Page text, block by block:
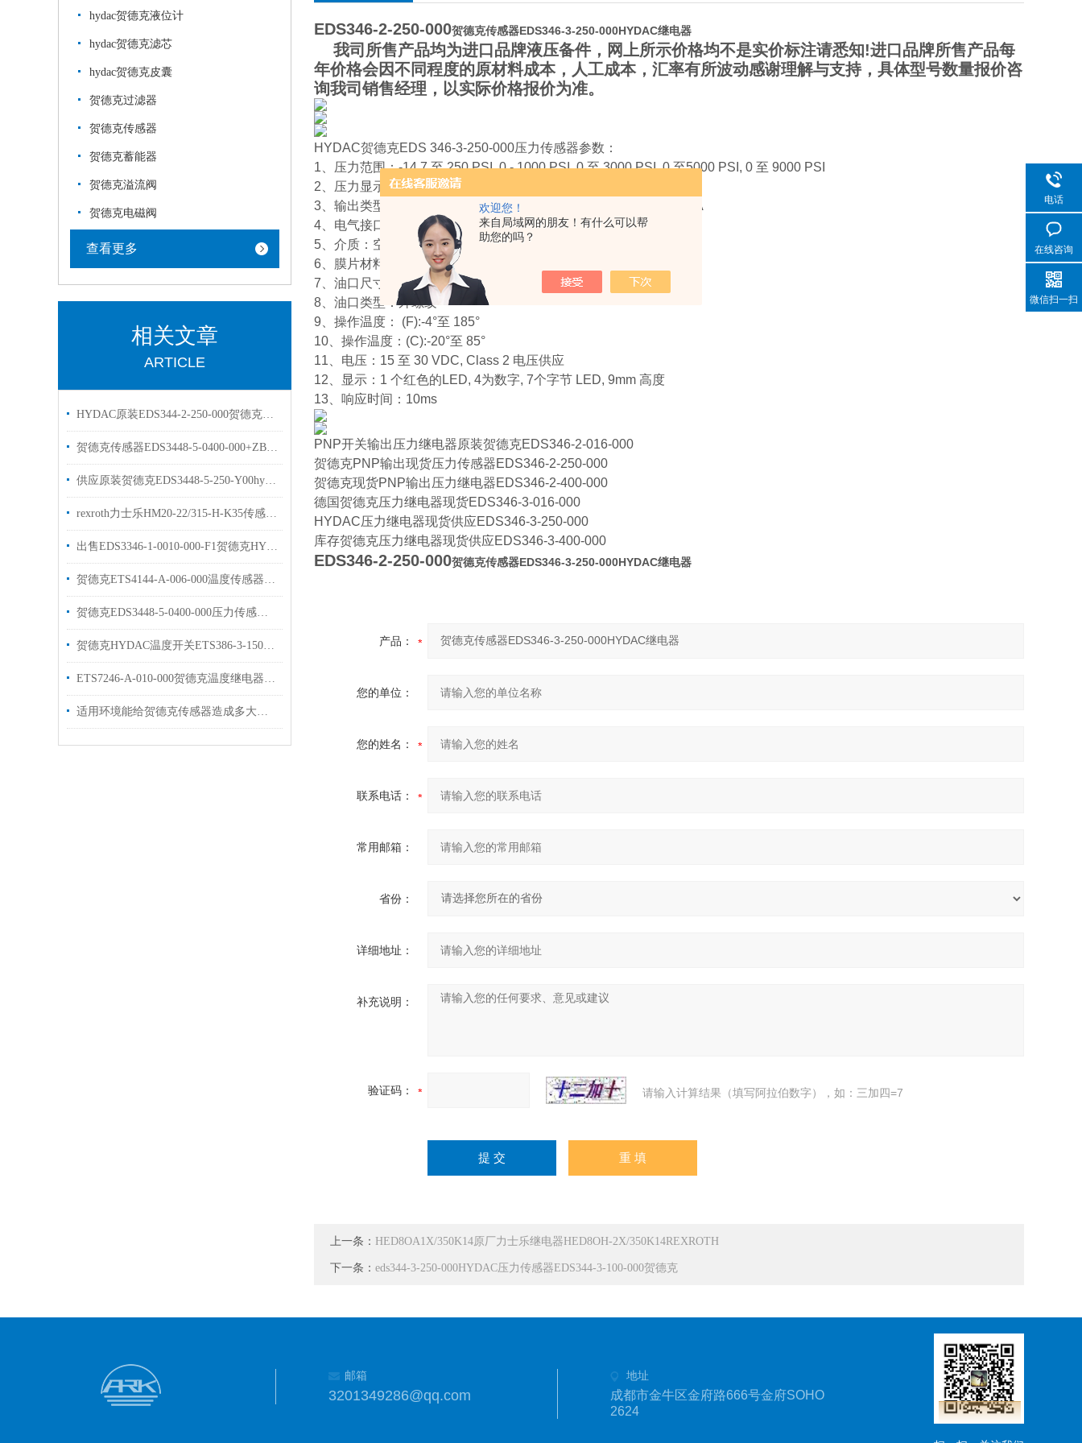
欢迎您！
来自局域网的朋友！有什么可以帮
助您的吗？
hydac贺德克液位计
hydac贺德克滤芯
hydac贺德克皮囊
贺德克过滤器
贺德克传感器
贺德克蓄能器
贺德克溢流阀
贺德克电磁阀
查看更多
相关文章
ARTICLE
HYDAC原装EDS344-2-250-000贺德克压力开关
贺德克传感器EDS3448-5-0400-000+ZBE08+ZBM3000HYDAC现货库存
供应原装贺德克EDS3448-5-250-Y00hydac压力传感器
rexroth力士乐HM20-22/315-H-K35传感器原装现货
出售EDS3346-1-0010-000-F1贺德克HYDAC传感器
贺德克ETS4144-A-006-000温度传感器库存出售
贺德克EDS3448-5-0400-000压力传感器工作原理
贺德克HYDAC温度开关ETS386-3-150-000介绍
ETS7246-A-010-000贺德克温度继电器描述
适用环境能给贺德克传感器造成多大的影响呢
EDS346-2-250-000贺德克传感器EDS346-3-250-000HYDAC继电器
我司所售产品均为进口品牌液压备件，网上所示价格均不是实价标注请悉知!进口品牌所售产品每
年价格会因不同程度的原材料成本，人工成本，汇率有所波动感谢理解与支持，具体型号数量报价咨
询我司销售经理，以实际价格报价为准。
HYDAC贺德克EDS 346-3-250-000压力传感器参数：
1、压力范围：-14.7 至 250 PSI, 0 - 1000 PSI, 0 至 3000 PSI, 0 至5000 PSI, 0 至 9000 PSI
2、压力显示：PSIG | Bar
3、输出类型：(2) PNP | (1) PNP 带 4-20MA输出| (2) PNP 带4-20MA
4、电气接口| M12 4 针 | M12 5 针
5、介质：空气、液压油及非腐蚀性气体
6、膜片材料：陶瓷| 不锈钢
7、油口尺寸：7/16-20 UNF-2b (SAE-4), 1/4 BSPP
8、油口类型：外螺纹
9、操作温度： (F):-4°至 185°
10、操作温度：(C):-20°至 85°
11、电压：15 至 30 VDC, Class 2 电压供应
12、显示：1 个红色的LED, 4为数字, 7个字节 LED, 9mm 高度
13、响应时间：10ms
PNP开关输出压力继电器原装贺德克EDS346-2-016-000
贺德克PNP输出现货压力传感器EDS346-2-250-000
贺德克现货PNP输出压力继电器EDS346-2-400-000
德国贺德克压力继电器现货EDS346-3-016-000
HYDAC压力继电器现货供应EDS346-3-250-000
库存贺德克压力继电器现货供应EDS346-3-400-000
EDS346-2-250-000贺德克传感器EDS346-3-250-000HYDAC继电器
产品：
您的单位：
您的姓名：
联系电话：
常用邮箱：
省份：
详细地址：
补充说明：
验证码： 请输入计算结果（填写阿拉伯数字），如：三加四=7
上一条： HED8OA1X/350K14原厂力士乐继电器HED8OH-2X/350K14REXROTH
下一条： eds344-3-250-000HYDAC压力传感器EDS344-3-100-000贺德克
邮箱
3201349286@qq.com
地址
成都市金牛区金府路666号金府SOHO
2624
电话
在线咨询
微信扫一扫